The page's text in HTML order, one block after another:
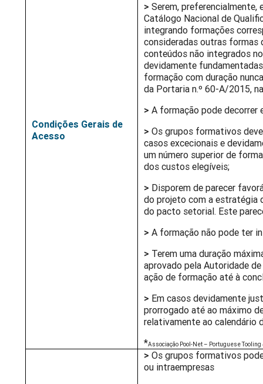
Condições Gerais de
Acesso
>Serem,
Catálogo Nacional de
integrando formações
consideradas outras formas
conteúdos não integrados
devidamente
formação com duração
da Portaria n.º 60-A/2015,
>A formação pode decorrer
>Os grupos formativos
casos excecionais e
um número superior de
dos custos elegíveis;
> Disporem de parecer
do projeto com a estratégia
do pacto setorial. Este
>A formação não pode ter
> Terem uma duração
aprovado pela Autoridade
ação de formação até à
> Em casos devidamente
prorrogado até ao máximo
relativamente ao calendário
*Associação Pool-Net – Portuguese
>Os grupos formativos
ou intraempresas